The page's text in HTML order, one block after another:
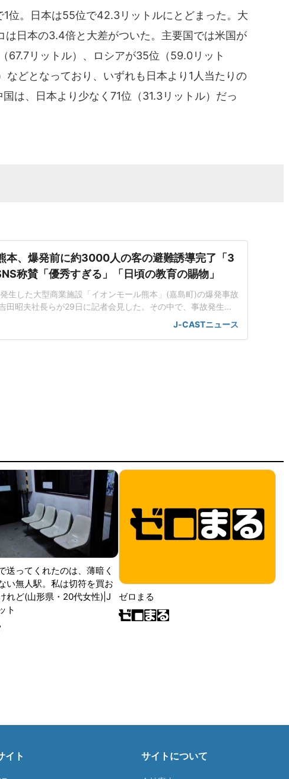
位。日本は55位で42.3リットルにとどまった。大
は日本の3.4倍と大差がついた。主要国では米国が
67.7リットル）、ロシアが35位（59.0リット
どとなっており、いずれも日本より1人当たりの
は、日本より少なく71位（31.3リットル）だっ
本、爆発前に約3000人の客の避難誘導完了「3
称賛「優秀すぎる」「日頃の教育の賜物」
生した大型商業施設「イオンモール熊本」(嘉島町)の爆発事故
田昭夫社長らが29日に記者会見した。その中で、事故発生の
客について全て避難誘導完了していたと明かし、会見を見てい
賛の声が寄せられている。死者3人、心肺停止1人、負傷による
J-CASTニュース
送ってくれたのは、薄暗く
い無人駅。私は切符を買お
れど(山形県・20代女性)|J
ト
ゼロまる
イト サイトについて